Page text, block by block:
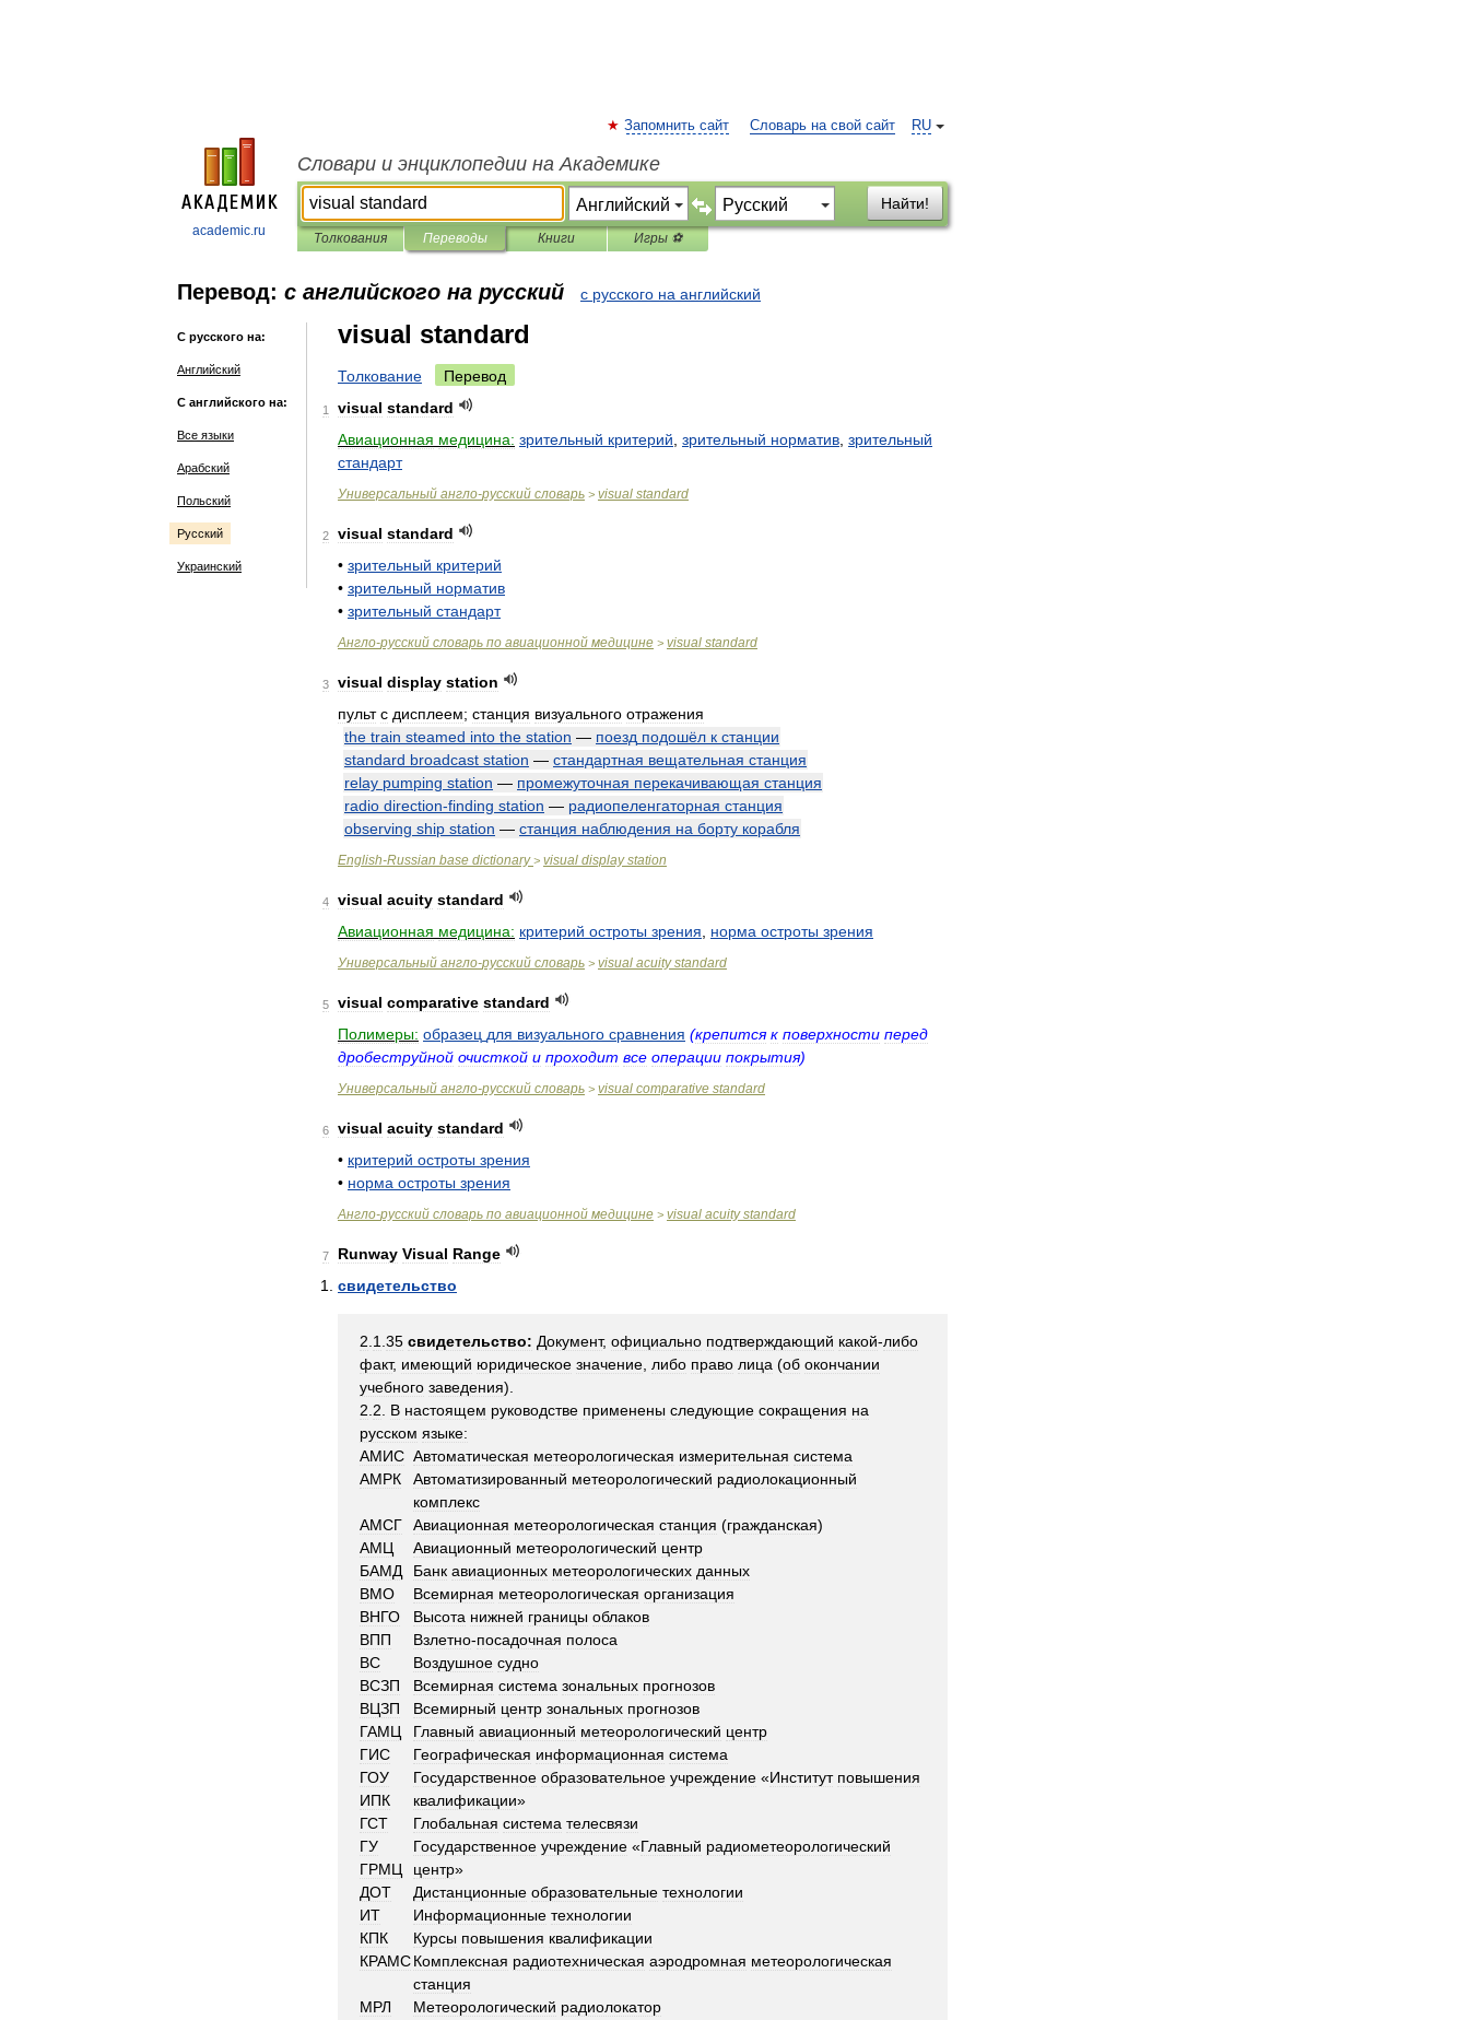
academic.ru
RU
Запомнить сайт Словарь на свой сайт
Словари и энциклопедии на Академике
Найти!
Толкования Переводы Книги Игры ⚽
Перевод: с английского на русский с русского на английский
С русского на:
Английский
С английского на:
Все языки
Арабский
Польский
Русский
Украинский
visual standard
Толкование Перевод
1 visual standard
Авиационная медицина: зрительный критерий зрительный норматив зрительный
стандарт
Универсальный англо-русский словарь > visual standard
2 visual standard
• зрительный критерий
• зрительный норматив
• зрительный стандарт
Англо-русский словарь по авиационной медицине > visual standard
3 visual display station
пульт с дисплеем; станция визуального отражения
the train steamed into the station — поезд подошёл к станции
standard broadcast station — стандартная вещательная станция
relay pumping station — промежуточная перекачивающая станция
radio direction-finding station — радиопеленгаторная станция
observing ship station — станция наблюдения на борту корабля
English-Russian base dictionary > visual display station
4 visual acuity standard
Авиационная медицина: критерий остроты зрения норма остроты зрения
Универсальный англо-русский словарь > visual acuity standard
5 visual comparative standard
Полимеры: образец для визуального сравнения (крепится к поверхности перед
дробеструйной очисткой и проходит все операции покрытия)
Универсальный англо-русский словарь > visual comparative standard
6 visual acuity standard
• критерий остроты зрения
• норма остроты зрения
Англо-русский словарь по авиационной медицине > visual acuity standard
7 Runway Visual Range
свидетельство
2 1 35 свидетельство: Документ, официально подтверждающий какой-либо
факт, имеющий юридическое значение либо право лица (об окончании
учебного заведения).
2 2 В настоящем руководстве применены следующие сокращения на
русском языке:
АМИС Автоматическая метеорологическая измерительная система
АМРК
Автоматизированный метеорологический радиолокационный
комплекс
АМСГ
Авиационная метеорологическая станция (гражданская)
АМЦ
Авиационный метеорологический центр
БАМД
Банк авиационных метеорологических данных
ВМО
Всемирная метеорологическая организация
ВНГО
Высота нижней границы облаков
ВПП
Взлетно-посадочная полоса
ВС
Воздушное судно
ВСЗП
Всемирная система зональных прогнозов
ВЦЗП
Всемирный центр зональных прогнозов
ГАМЦ
Главный авиационный метеорологический центр
ГИС
Географическая информационная система
ГОУ
ИПК
Государственное образовательное учреждение «Институт повышения
квалификации»
ГСТ
Глобальная система телесвязи
ГУ
ГРМЦ
Государственное учреждение «Главный радиометеорологический
центр»
ДОТ
Дистанционные образовательные технологии
ИТ
Информационные технологии
КПК
Курсы повышения квалификации
КРАМСКомплексная радиотехническая аэродромная метеорологическая
станция
МРЛ
Метеорологический радиолокатор